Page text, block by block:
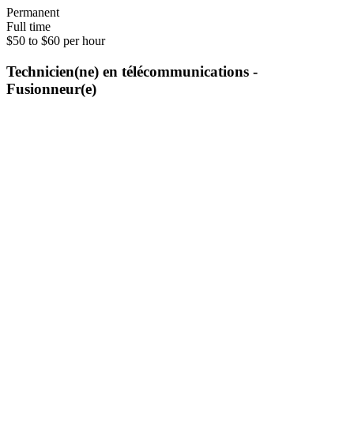
Permanent
Full time
$50 to $60 per hour
Technicien(ne) en télécommunications -
Fusionneur(e)